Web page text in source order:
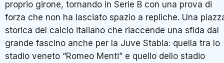
proprio girone, tornando in Serie B con una prova di
forza che non ha lasciato spazio a repliche. Una
storica del calcio italiano che riaccende una sfida dal
grande fascino anche per la Juve Stabia: quella tra lo
stadio veneto “Romeo Menti” e quello dello stadio